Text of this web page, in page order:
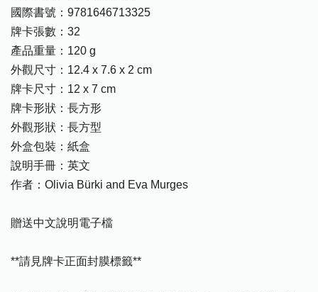
國際書號：9781646713325
牌卡張數：32
產品重量：120 g
外觀尺寸：12.4 x 7.6 x 2 cm
牌卡尺寸：12 x 7 cm
牌卡形狀：長方形
外觀形狀：長方型
外盒包裝：紙盒
說明手冊：英文
作者：Olivia Bürki and Eva Murges
贈送中文說明電子檔
**請見牌卡正面封膜標籤**